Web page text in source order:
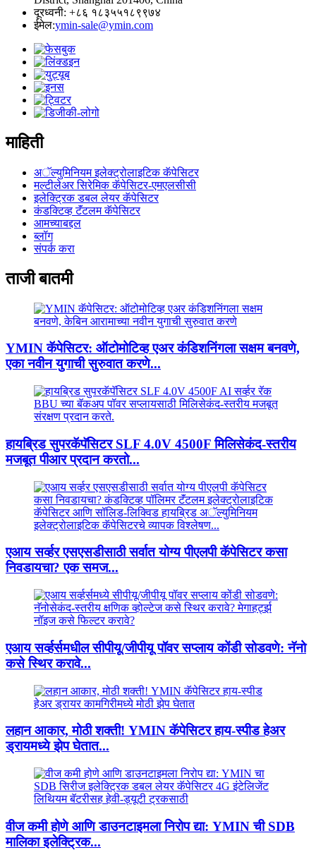
दूरध्वनी: +८६ १८३५५१८९९७४
ईमेल:ymin-sale@ymin.com
माहिती
अॅल्युमिनियम इलेक्ट्रोलाइटिक कॅपेसिटर
मल्टीलेअर सिरेमिक कॅपेसिटर-एमएलसीसी
इलेक्ट्रिक डबल लेयर कॅपेसिटर
कंडक्टिव्ह टॅंटलम कॅपेसिटर
आमच्याबद्दल
ब्लॉग
संपर्क करा
ताजी बातमी
YMIN कॅपेसिटर: ऑटोमोटिव्ह एअर कंडिशनिंगला सक्षम बनवणे,
एका नवीन युगाची सुरुवात करणे...
हायब्रिड सुपरकॅपॅसिटर SLF 4.0V 4500F मिलिसेकंद-स्तरीय
मजबूत पीआर प्रदान करतो...
एआय सर्व्हर एसएसडीसाठी सर्वात योग्य पीएलपी कॅपेसिटर कसा
निवडायचा? एक समज...
एआय सर्व्हर्समधील सीपीयू/जीपीयू पॉवर सप्लाय कोंडी सोडवणे: नॅनो
कसे स्थिर करावे...
लहान आकार, मोठी शक्ती! YMIN कॅपेसिटर हाय-स्पीड हेअर
ड्रायमध्ये झेप घेतात...
वीज कमी होणे आणि डाउनटाइमला निरोप द्या: YMIN ची SDB
मालिका इलेक्ट्रिक...